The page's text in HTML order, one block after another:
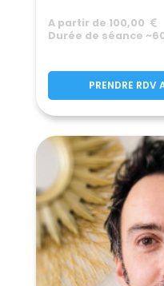
A partir de 100,00
Durée de séance
PRENDRE RDV